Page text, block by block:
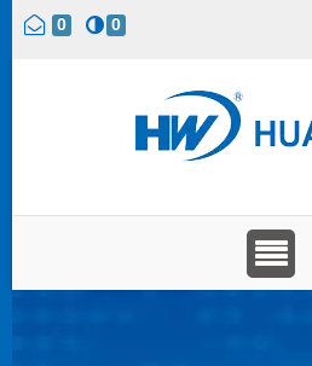
0 0